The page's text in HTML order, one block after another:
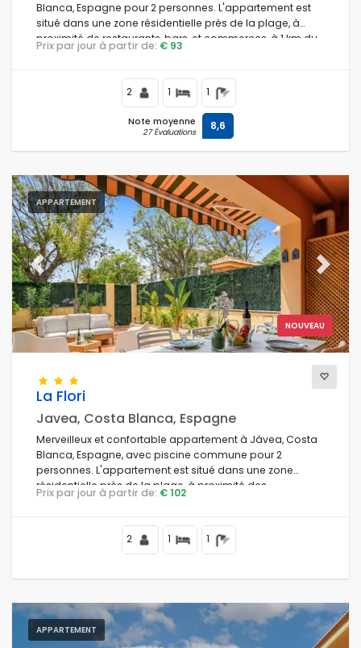
Blanca, Espagne pour 2 personnes. L'appartement est
situé dans une zone résidentielle près de la plage, à
proximité de restaurants, bars, et commerces, à 1 km du
Port de La Grava, plage de Javea, et à 1 km de la mer
Prix par jour à partir de: € 93
2 1 1
Note moyenne
27 Évaluations 8,6
APPARTEMENT
NOUVEAU
Previous Next
La Flori
Javea, Costa Blanca, Espagne
Merveilleux et confortable appartement à Jávea, Costa
Blanca, Espagne, avec piscine commune pour 2
personnes. L'appartement est situé dans une zone
résidentielle près de la plage, à proximité des
restaurants, bars et boutiques, à 1 km de la plage La
Prix par jour à partir de: € 102
2 1 1
APPARTEMENT